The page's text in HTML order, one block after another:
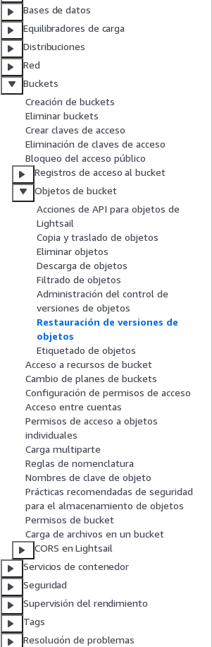
Bases de datos
Equilibradores de carga
Distribuciones
Red
Buckets
Creación de buckets
Eliminar buckets
Crear claves de acceso
Eliminación de claves de acceso
Bloqueo del acceso público
Registros de acceso al bucket
Objetos de bucket
Acciones de API para objetos de
Lightsail
Copia y traslado de objetos
Eliminar objetos
Descarga de objetos
Filtrado de objetos
Administración del control de
versiones de objetos
Restauración de versiones de
objetos
Etiquetado de objetos
Acceso a recursos de bucket
Cambio de planes de buckets
Configuración de permisos de acceso
Acceso entre cuentas
Permisos de acceso a objetos
individuales
Carga multiparte
Reglas de nomenclatura
Nombres de clave de objeto
Prácticas recomendadas de seguridad
para el almacenamiento de objetos
Permisos de bucket
Carga de archivos en un bucket
CORS en Lightsail
Servicios de contenedor
Seguridad
Supervisión del rendimiento
Tags
Resolución de problemas